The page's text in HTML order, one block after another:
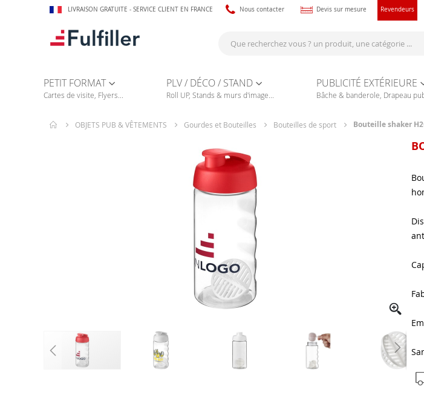
LIVRAISON GRATUITE - SERVICE CLIENT EN FRANCE Nous contacter Devis sur mesure Revendeurs
PETIT FORMAT
Cartes de visite, Flyers...
PLV / DÉCO / STAND
Roll UP, Stands & murs d'image...
PUBLICITÉ EXTÉRIEURE
Bâche & banderole, Drapeau
OBJETS PUB & VÊTEMENTS Gourdes et Bouteilles Bouteilles de sport Bouteille shaker